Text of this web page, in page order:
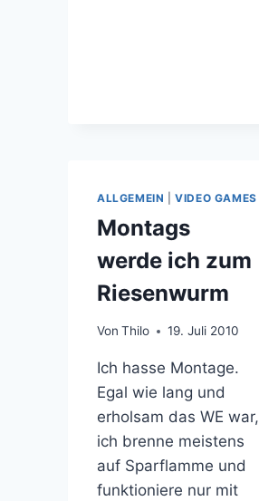
ALLGEMEIN |VIDEO GAMES
Montags
werde ich zum
Riesenwurm
Von Thilo 19. Juli 2010
Ich hasse Montage.
Egal wie lang und
erholsam das WE war,
ich brenne meistens
auf Sparflamme und
funktioniere nur mit